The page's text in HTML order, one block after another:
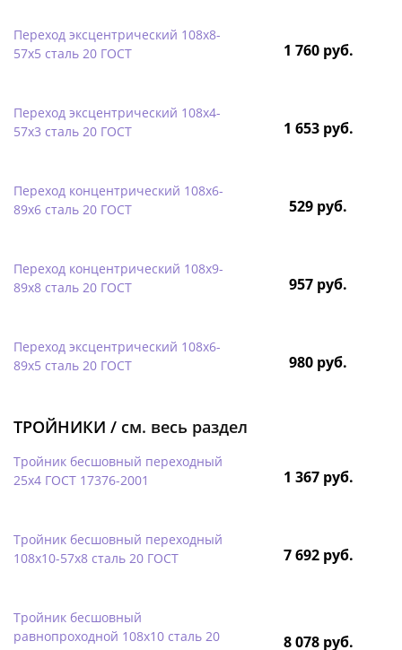
Переход эксцентрический 108х8-
57х5 сталь 20 ГОСТ
1 760 руб.
Переход эксцентрический 108х4-
57х3 сталь 20 ГОСТ
1 653 руб.
Переход концентрический 108х6-
89х6 сталь 20 ГОСТ
529 руб.
Переход концентрический 108х9-
89х8 сталь 20 ГОСТ
957 руб.
Переход эксцентрический 108х6-
89х5 сталь 20 ГОСТ
980 руб.
ТРОЙНИКИ / см. весь раздел
Тройник бесшовный переходный
25х4 ГОСТ 17376-2001
1 367 руб.
Тройник бесшовный переходный
108х10-57х8 сталь 20 ГОСТ
7 692 руб.
Тройник бесшовный
равнопроходной 108х10 сталь 20
8 078 руб.